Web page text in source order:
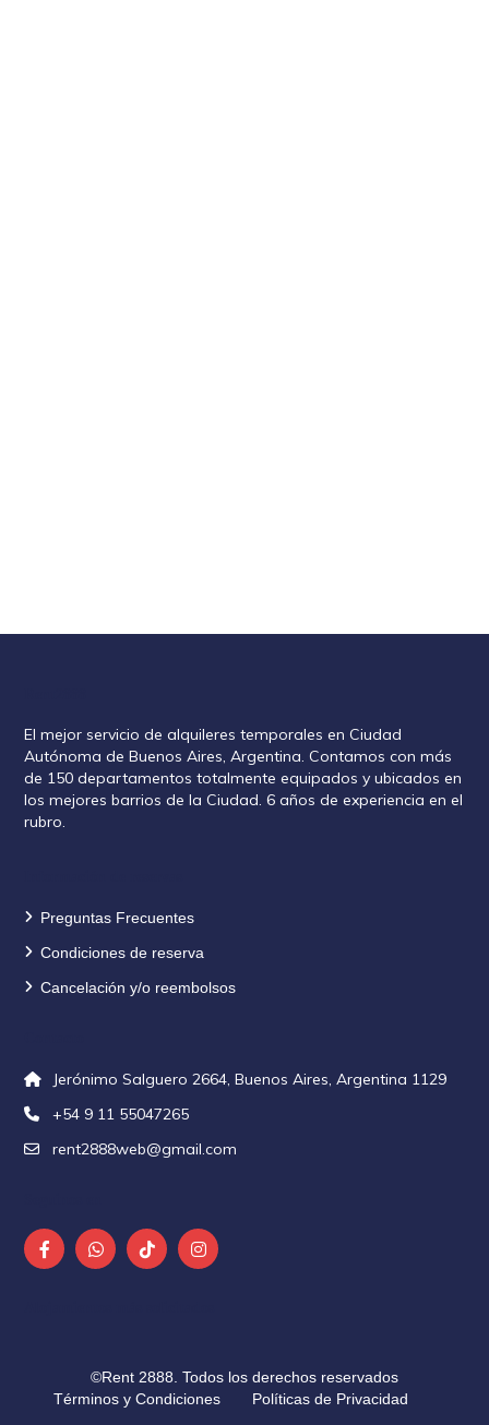
El mejor servicio de alquileres temporales en Ciudad
Autónoma de Buenos Aires, Argentina. Contamos con más
de 150 departamentos totalmente equipados y ubicados en
los mejores barrios de la Ciudad. 6 años de experiencia en el
rubro.
Preguntas Frecuentes
Condiciones de reserva
Cancelación y/o reembolsos
Jerónimo Salguero 2664, Buenos Aires, Argentina 1129
+54 9 11 55047265
rent2888web@gmail.com
©Rent 2888. Todos los derechos reservados
Términos y Condiciones
Políticas de Privacidad